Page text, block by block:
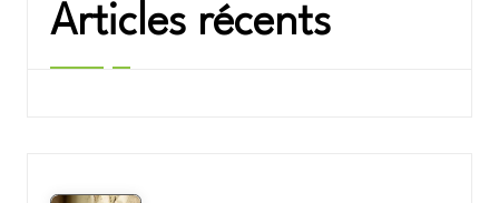
Articles récents